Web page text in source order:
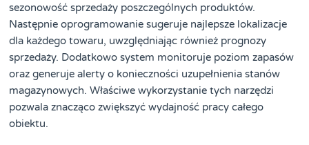
sezonowość sprzedaży poszczególnych produktów.
Następnie oprogramowanie sugeruje najlepsze lokalizacje
dla każdego towaru, uwzględniając również prognozy
sprzedaży. Dodatkowo system monitoruje poziom zapasów
oraz generuje alerty o konieczności uzupełnienia stanów
magazynowych. Właściwe wykorzystanie tych narzędzi
pozwala znacząco zwiększyć wydajność pracy całego
obiektu.